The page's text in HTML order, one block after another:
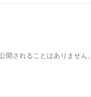
開されることはありません。